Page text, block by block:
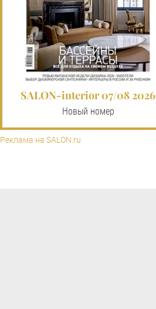
SALON-interior 07/08 2026
Новый номер
Реклама на SALON.ru